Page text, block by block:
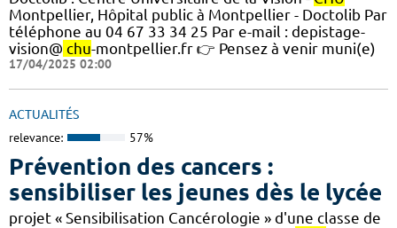
Montpellier, Hôpital public à Montpellier - Doctolib Par
téléphone au 04 67 33 34 25 Par e-mail : depistage-
vision@ chu-montpellier.fr 👉 Pensez à venir muni(e)
17/04/2025 02:00
ACTUALITÉS
relevance: 57%
Prévention des cancers :
sensibiliser les jeunes dès le lycée
projet « Sensibilisation Cancérologie » d'une classe de